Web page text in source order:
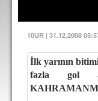
TARAFTAR
BİLETLER
10UR | 31.12.2008
İlk yarının
fazla gol